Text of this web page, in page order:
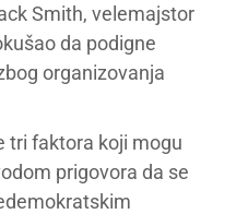
Smith, velemajstor
da podigne
organizovanja
tri faktora koji mogu
prigovora da se